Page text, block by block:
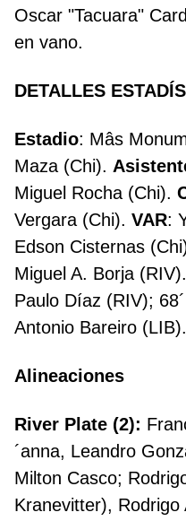
Oscar "Tacuara"
en vano.
DETALLES
Estadio: Mâs
Maza (Chi).
Miguel Rocha (Chi).
Vergara (Chi). VAR:
Edson Cisternas
Miguel A. Borja (RIV).
Paulo Díaz (RIV);
Antonio Bareiro (LIB).
Alineaciones
River Plate (2):
´anna, Leandro
Milton Casco;
Kranevitter), Rodrigo